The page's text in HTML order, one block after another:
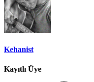
Kehanist
Kayıtlı Üye